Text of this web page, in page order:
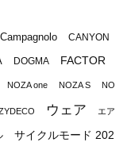
Campagnolo CANYON
DOGMA FACTOR
NOZA one NOZA S NO
ウェア エア
サイクルモード 202